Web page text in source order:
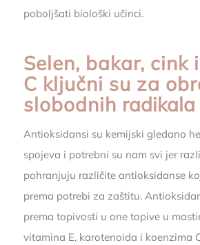
poboljšati biološki učinci.
Selen, bakar, cink
C ključni su za
slobodnih radikala
Antioksidansi su kemijski gledano
spojeva i potrebni su nam svi jer
pohranjuju različite antioksidanse
prema potrebi za zaštitu.
prema topivosti u one topive u
vitamina E, karotenoida i koenzima